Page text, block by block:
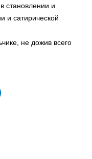
становлении и
и сатирической
не дожив всего